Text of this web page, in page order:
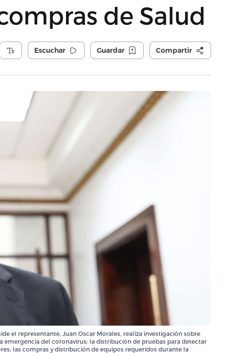
de Salud
Escuchar Guardar Compartir
el representante, Juan Oscar Morales, realiza investigación sobre
del coronavirus; la distribución de pruebas para detectar
las compras y distribución de equipos requeridos durante la